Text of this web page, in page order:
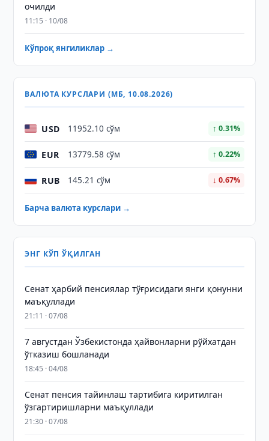
очилди
11:15 · 10/08
Кўпроқ янгиликлар →
ВАЛЮТА КУРСЛАРИ (МБ, 10.08.2026)
USD 11952.10 сўм ↑ 0.31%
EUR 13779.58 сўм ↑ 0.22%
RUB 145.21 сўм ↓ 0.67%
Барча валюта курслари →
ЭНГ КЎП ЎҚИЛГАН
Сенат ҳарбий пенсиялар тўғрисидаги янги қонунни
маъқуллади
21:11 · 07/08
7 августдан Ўзбекистонда ҳайвонларни рўйхатдан
ўтказиш бошланади
18:45 · 04/08
Сенат пенсия тайинлаш тартибига киритилган
ўзгартиришларни маъқуллади
21:30 · 07/08